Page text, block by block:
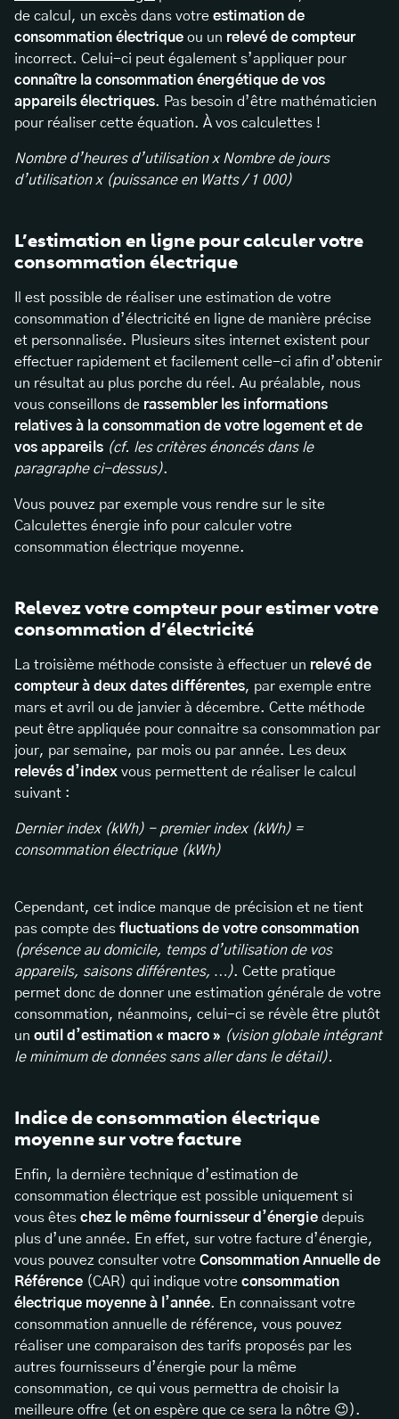
de calcul, un excès dans votre estimation de
consommation électrique ou un relevé de compteur
incorrect. Celui-ci peut également s’appliquer pour
connaître la consommation énergétique de vos
appareils électriques. Pas besoin d’être mathématicien
pour réaliser cette équation. À vos calculettes !
Nombre d’heures d’utilisation x Nombre de jours
d’utilisation x (puissance en Watts / 1 000)
L’estimation en ligne pour calculer votre
consommation électrique
Il est possible de réaliser une estimation de votre
consommation d’électricité en ligne de manière précise
et personnalisée. Plusieurs sites internet existent pour
effectuer rapidement et facilement celle-ci afin d’obtenir
un résultat au plus porche du réel. Au préalable, nous
vous conseillons de rassembler les informations
relatives à la consommation de votre logement et de
vos appareils (cf. les critères énoncés dans le
paragraphe ci-dessus).
Vous pouvez par exemple vous rendre sur le site
Calculettes énergie info pour calculer votre
consommation électrique moyenne.
Relevez votre compteur pour estimer votre
consommation d’électricité
La troisième méthode consiste à effectuer un relevé de
compteur à deux dates différentes, par exemple entre
mars et avril ou de janvier à décembre. Cette méthode
peut être appliquée pour connaitre sa consommation par
jour, par semaine, par mois ou par année. Les deux
relevés d’index vous permettent de réaliser le calcul
suivant :
Dernier index (kWh) - premier index (kWh) =
consommation électrique (kWh)
Cependant, cet indice manque de précision et ne tient
pas compte des fluctuations de votre consommation
(présence au domicile, temps d’utilisation de vos
appareils, saisons différentes, …). Cette pratique
permet donc de donner une estimation générale de votre
consommation, néanmoins, celui-ci se révèle être plutôt
un outil d’estimation « macro » (vision globale intégrant
le minimum de données sans aller dans le détail).
Indice de consommation électrique
moyenne sur votre facture
Enfin, la dernière technique d’estimation de
consommation électrique est possible uniquement si
vous êtes chez le même fournisseur d’énergie depuis
plus d’une année. En effet, sur votre facture d’énergie,
vous pouvez consulter votre Consommation Annuelle de
Référence (CAR) qui indique votre consommation
électrique moyenne à l’année. En connaissant votre
consommation annuelle de référence, vous pouvez
réaliser une comparaison des tarifs proposés par les
autres fournisseurs d’énergie pour la même
consommation, ce qui vous permettra de choisir la
meilleure offre (et on espère que ce sera la nôtre 😉).